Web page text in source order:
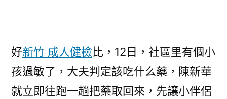
好新竹 成人健檢比，12日，社區里有個小
孩過敏了，大夫判定該吃什么藥，陳新華
就立即往跑一趟把藥取回來，先讓小伴侶